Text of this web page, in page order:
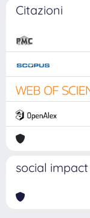
Citazioni
social impact